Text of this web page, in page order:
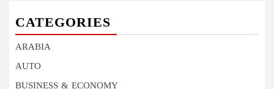
CATEGORIES
ARABIA
AUTO
BUSINESS & ECONOMY